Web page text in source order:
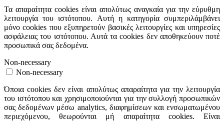
Τα απαραίτητα cookies είναι απολύτως αναγκαία για την εύρυθμη
λειτουργία του ιστότοπου. Αυτή η κατηγορία συμπεριλάμβάνει
μόνο cookies που εξυπηρετούν βασικές λειτουργίες και υπηρεσίες
ασφάλειας του ιστότοπου. Αυτά τα cookies δεν αποθηκεύουν ποτέ
προσωπικά σας δεδομένα.
Non-necessary
Non-necessary
Όποια cookies δεν είναι απολύτως απαραίτητα για την λειτουργία
του ιστότοπου και χρησιμοποιούνται για την συλλογή προσωπικών
σας δεδομένων μέσω analytics, διαφημίσεων και ενσωματωμένου
περιεχόμενου, θεωρούνται μή απαραίτητα cookies. Είναι